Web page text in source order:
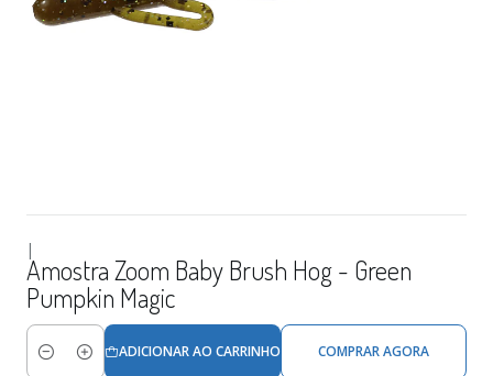
|
Amostra Zoom Baby Brush Hog - Green
Pumpkin Magic
Quantidade
ADICIONAR AO CARRINHO COMPRAR AGORA